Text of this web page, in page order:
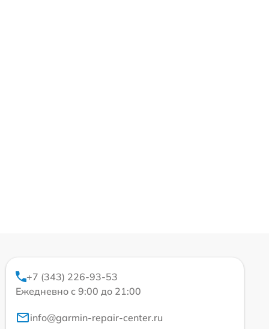
+7 (343) 226-93-53
Ежедневно с 9:00 до 21:00
info@garmin-repair-center.ru